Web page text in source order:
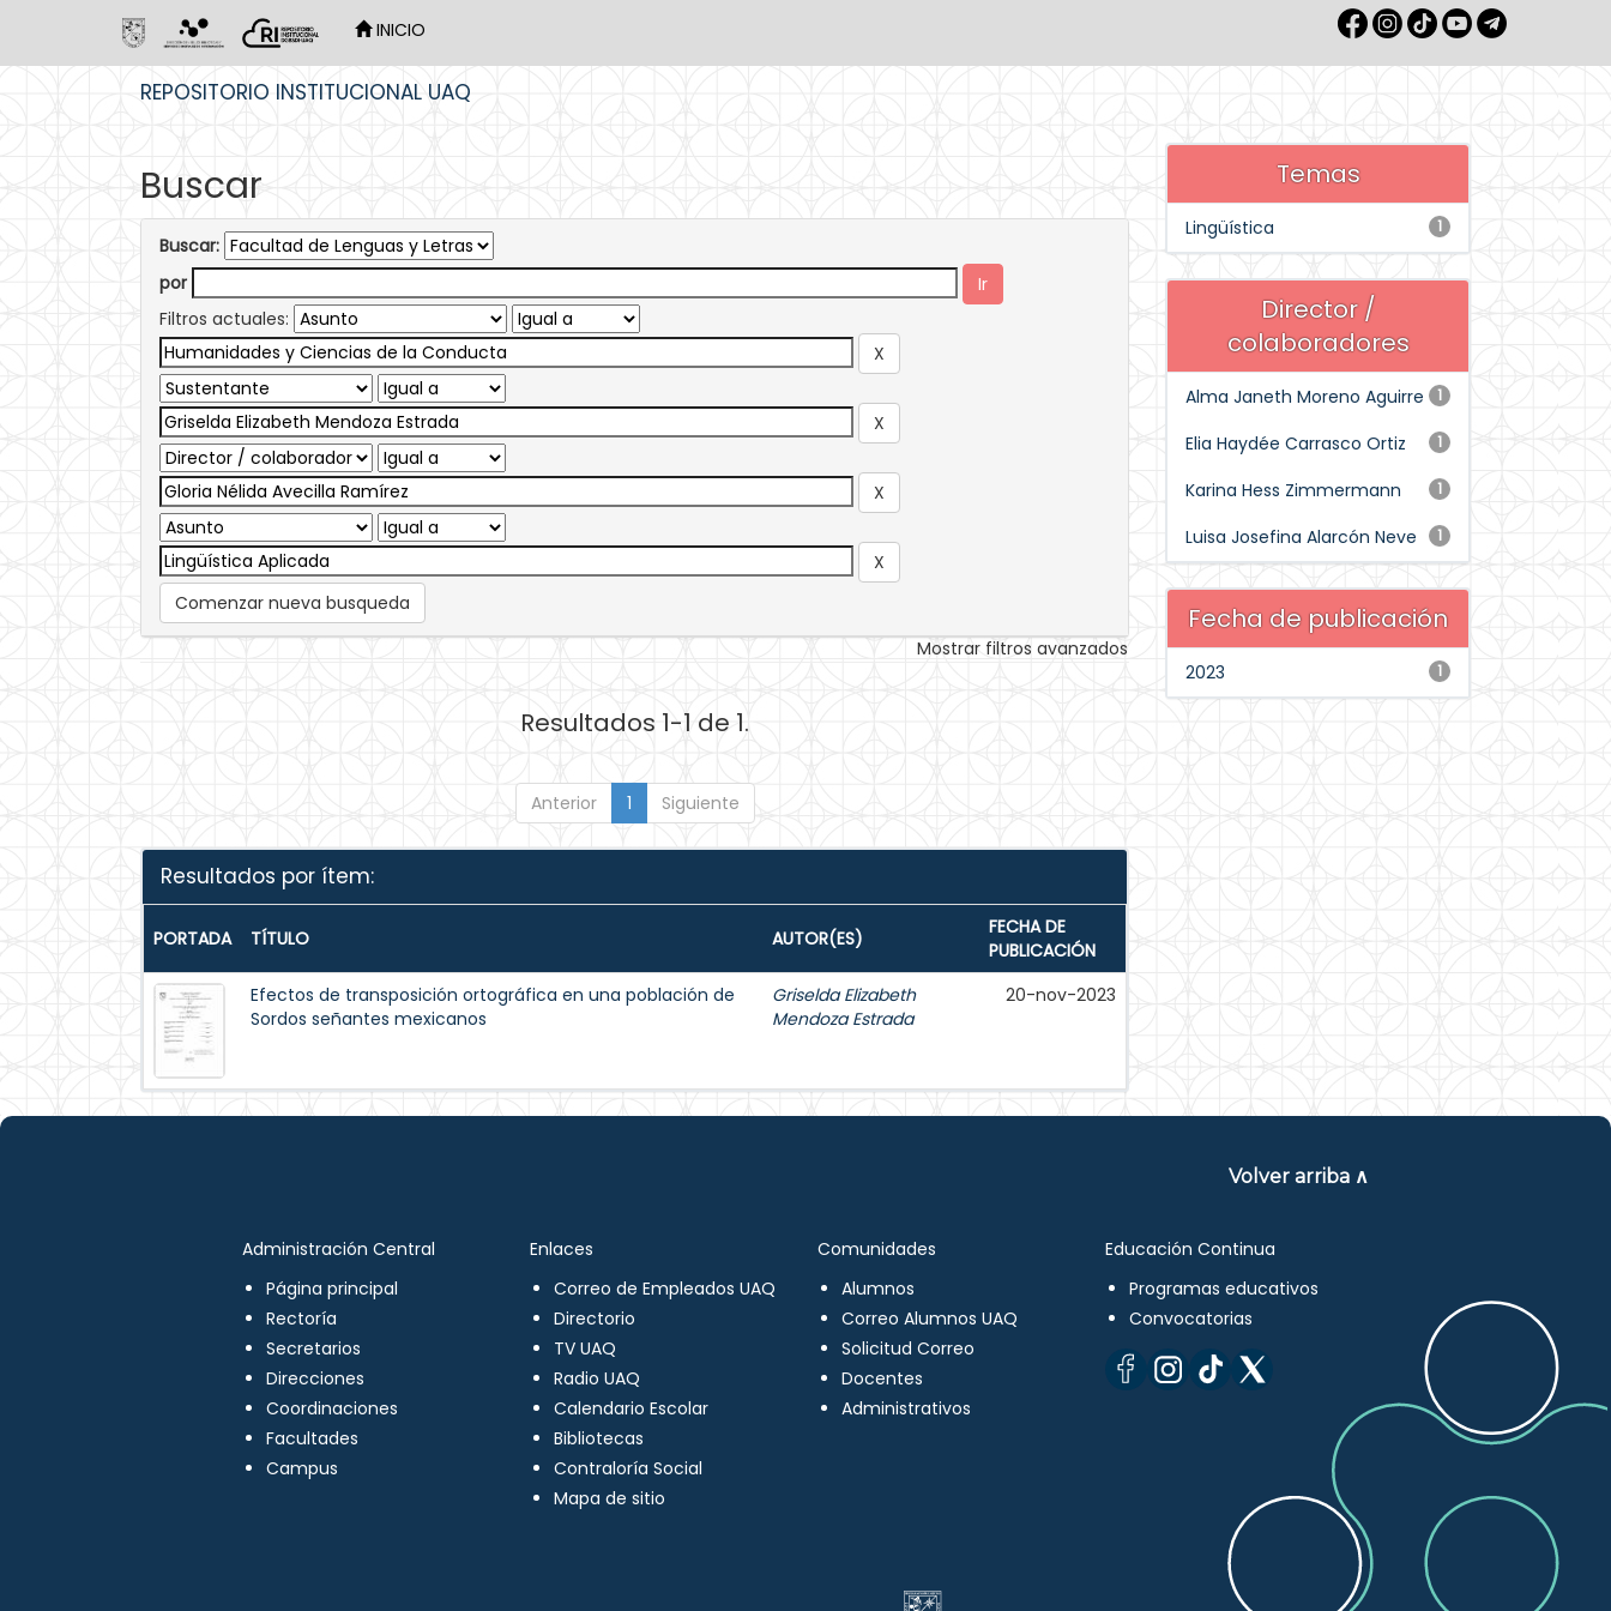
INICIO
REPOSITORIO INSTITUCIONAL UAQ
Buscar
Buscar:
por
Filtros actuales:
Comenzar nueva busqueda
Mostrar filtros avanzados
Resultados 1-1 de 1.
Anterior 1 Siguiente
Resultados por ítem:
PORTADA TÍTULO AUTOR(ES)
FECHA DE
PUBLICACIÓN
Efectos de transposición ortográfica en una población de
Sordos señantes mexicanos
Griselda Elizabeth
Mendoza Estrada
20-nov-2023
Temas
1
Lingüística
Director /
colaboradores
1
Alma Janeth Moreno Aguirre
1
Elia Haydée Carrasco Ortiz
1
Karina Hess Zimmermann
1
Luisa Josefina Alarcón Neve
Fecha de publicación
1
2023
Volver arriba ∧
Administración Central
Página principal
Rectoría
Secretarios
Direcciones
Coordinaciones
Facultades
Campus
Enlaces
Correo de Empleados UAQ
Directorio
TV UAQ
Radio UAQ
Calendario Escolar
Bibliotecas
Contraloría Social
Mapa de sitio
Comunidades
Alumnos
Correo Alumnos UAQ
Solicitud Correo
Docentes
Administrativos
Educación Continua
Programas educativos
Convocatorias